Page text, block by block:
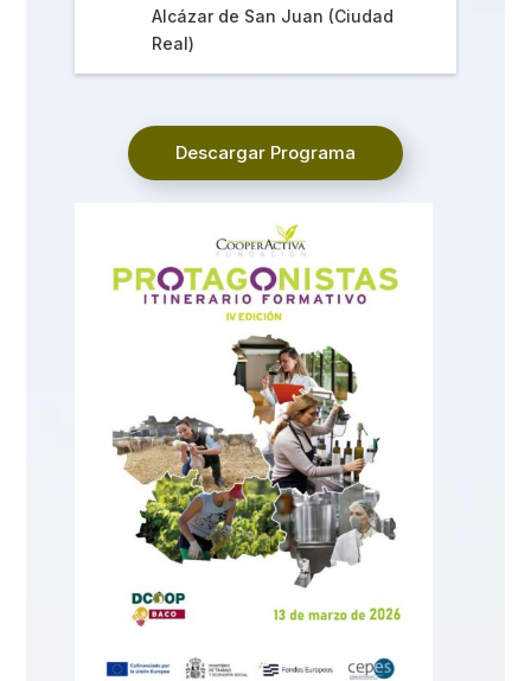
Alcázar de San Juan (Ciudad
Real)
Descargar Programa